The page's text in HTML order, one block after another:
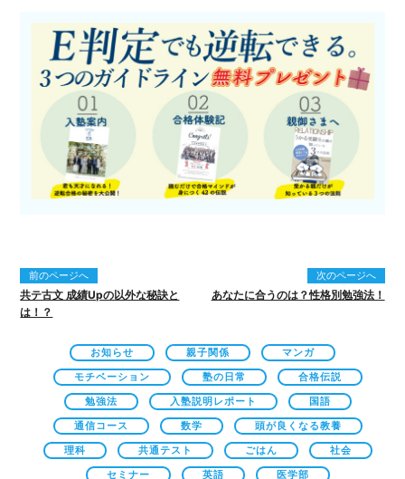
前のページへ
共テ古文 成績Upの以外な秘訣と
は！？
次のページへ
あなたに合うのは？性格別勉強法！
お知らせ 親子関係 マンガ
モチベーション 塾の日常 合格伝説
勉強法 入塾説明レポート 国語
通信コース 数学 頭が良くなる教養
理科 共通テスト ごはん 社会
セミナー 英語 医学部